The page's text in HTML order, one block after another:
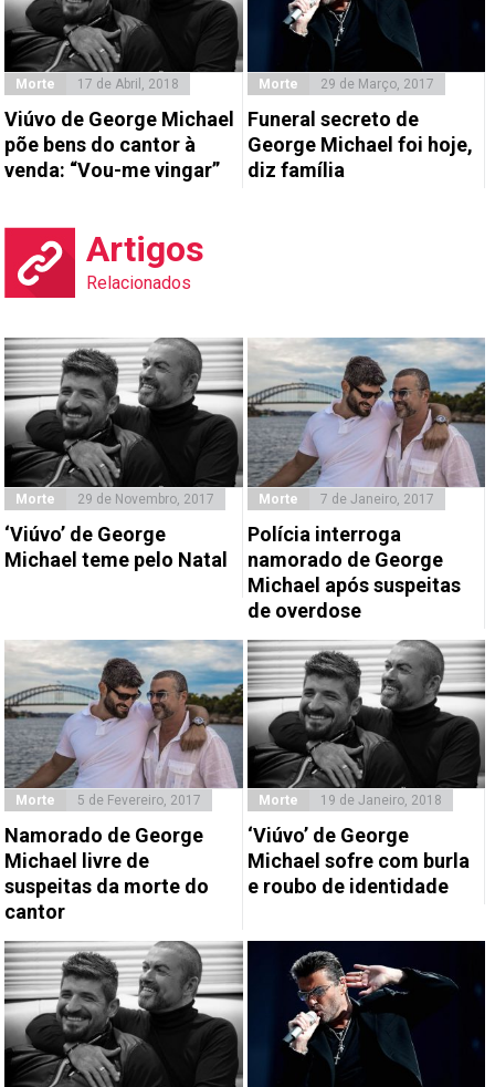
Morte 17 de Abril, 2018
Viúvo de George Michael
põe bens do cantor à
venda: “Vou-me vingar”
Morte 29 de Março, 2017
Funeral secreto de
George Michael foi hoje,
diz família
Artigos
Relacionados
Morte 29 de Novembro, 2017
‘Viúvo’ de George
Michael teme pelo Natal
Morte 7 de Janeiro, 2017
Polícia interroga
namorado de George
Michael após suspeitas
de overdose
Morte 5 de Fevereiro, 2017
Namorado de George
Michael livre de
suspeitas da morte do
cantor
Morte 19 de Janeiro, 2018
‘Viúvo’ de George
Michael sofre com burla
e roubo de identidade